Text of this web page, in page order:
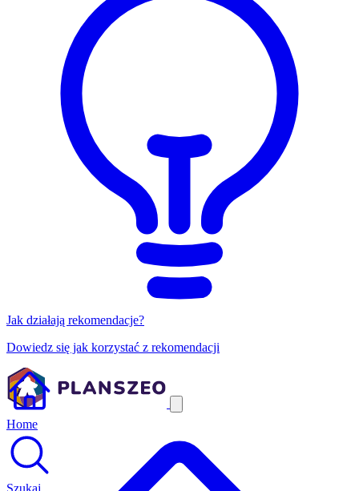
Jak działają rekomendacje?
Dowiedz się jak korzystać z rekomendacji
Home
Szukaj